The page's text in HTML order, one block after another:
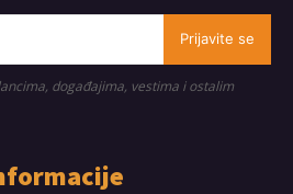
Prijavite se
događajima, vestima i ostalim